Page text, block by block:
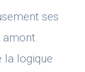
ses
amont.
la logique